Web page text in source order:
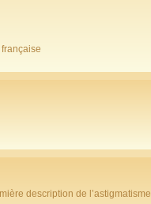
description de l’astigmatisme